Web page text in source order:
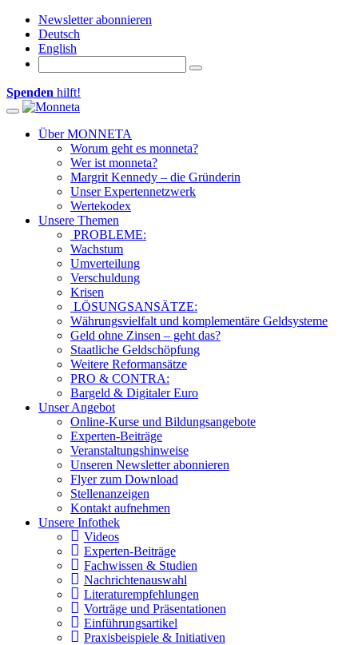
Newsletter abonnieren
Deutsch
English
Spenden hilft!
Toggle navigation
Über MONNETA
Worum geht es monneta?
Wer ist monneta?
Margrit Kennedy – die Gründerin
Unser Expertennetzwerk
Wertekodex
Unsere Themen
PROBLEME:
Wachstum
Umverteilung
Verschuldung
Krisen
LÖSUNGSANSÄTZE:
Währungsvielfalt und komplementäre Geldsysteme
Geld ohne Zinsen – geht das?
Staatliche Geldschöpfung
Weitere Reformansätze
PRO & CONTRA:
Bargeld & Digitaler Euro
Unser Angebot
Online-Kurse und Bildungsangebote
Experten-Beiträge
Veranstaltungshinweise
Unseren Newsletter abonnieren
Flyer zum Download
Stellenanzeigen
Kontakt aufnehmen
Unsere Infothek
Videos
Experten-Beiträge
Fachwissen & Studien
Nachrichtenauswahl
Literaturempfehlungen
Vorträge und Präsentationen
Einführungsartikel
Praxisbeispiele & Initiativen